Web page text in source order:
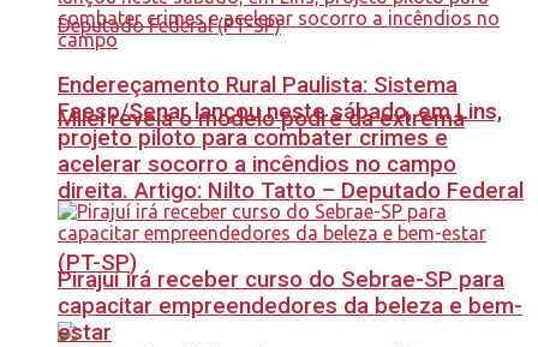
Milei revela o modelo podre da extrema
direita. Artigo: Nilto Tatto – Deputado Federal
(PT-SP)
Endereçamento Rural Paulista: Sistema
Faesp/Senar lançou neste sábado, em Lins,
projeto piloto para combater crimes e
acelerar socorro a incêndios no campo
Pirajuí irá receber curso do Sebrae-SP para
capacitar empreendedores da beleza e bem-
estar